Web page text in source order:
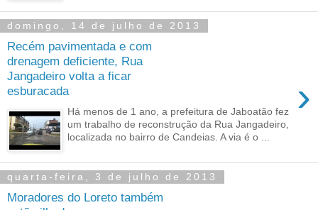
domingo, 14 de julho de 2013
Recém pavimentada e com
drenagem deficiente, Rua
Jangadeiro volta a ficar
esburacada
›
Há menos de 1 ano, a prefeitura de Jaboatão fez
um trabalho de reconstrução da Rua Jangadeiro,
localizada no bairro de Candeias. A via é o ...
quarta-feira, 3 de julho de 2013
Moradores do Loreto também